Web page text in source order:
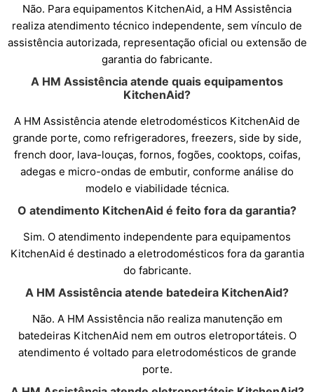
Não. Para equipamentos KitchenAid, a HM Assistência
realiza atendimento técnico independente, sem vínculo de
assistência autorizada, representação oficial ou extensão de
garantia do fabricante.
A HM Assistência atende quais equipamentos
KitchenAid?
A HM Assistência atende eletrodomésticos KitchenAid de
grande porte, como refrigeradores, freezers, side by side,
french door, lava-louças, fornos, fogões, cooktops, coifas,
adegas e micro-ondas de embutir, conforme análise do
modelo e viabilidade técnica.
O atendimento KitchenAid é feito fora da garantia?
Sim. O atendimento independente para equipamentos
KitchenAid é destinado a eletrodomésticos fora da garantia
do fabricante.
A HM Assistência atende batedeira KitchenAid?
Não. A HM Assistência não realiza manutenção em
batedeiras KitchenAid nem em outros eletroportáteis. O
atendimento é voltado para eletrodomésticos de grande
porte.